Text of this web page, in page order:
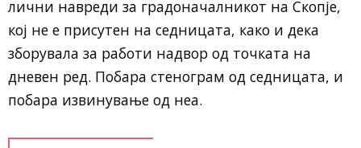
лични навреди за градоначалникот на Скопје,
кој не е присутен на седницата, како и дека
зборувала за работи надвор од точката на
дневен ред. Побара стенограм од седницата, и
побара извинување од неа.